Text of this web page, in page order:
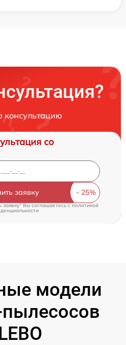
консультацию
со
заявку
заявку" Вы соглашаетесь cполитикой
модели